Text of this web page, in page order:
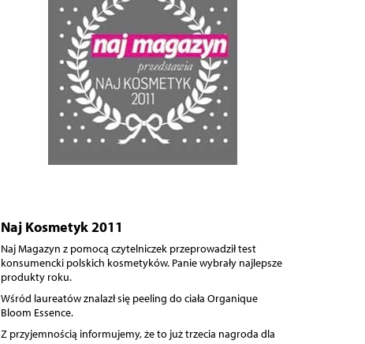
Naj Kosmetyk 2011
Naj Magazyn z pomocą czytelniczek przeprowadził test
konsumencki polskich kosmetyków. Panie wybrały najlepsze
produkty roku.
Wśród laureatów znalazł się peeling do ciała Organique
Bloom Essence.
Z przyjemnością informujemy, że to już trzecia nagroda dla